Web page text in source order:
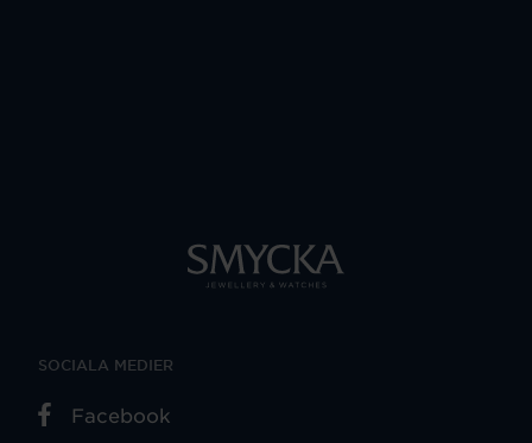
SOCIALA MEDIER
Facebook